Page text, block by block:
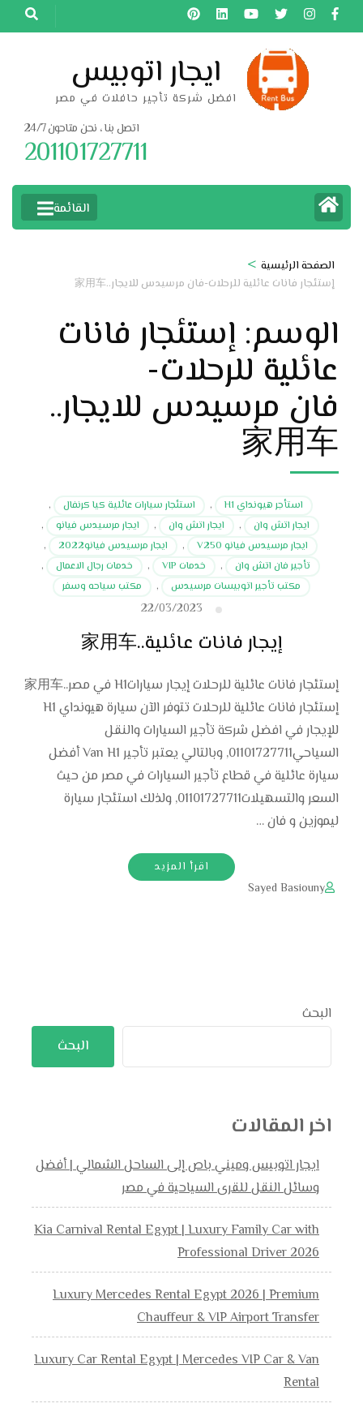
تخطى
إلى
ايجار اتوبيس
افضل شركة تأجير حافلات في مصر
اتصل بنا ، نحن متاحون 24/7
201101727711
القائمة
الصفحة الرئيسية >
إستئجار فانات عائلية للرحلات-فان مرسيدس للايجار..家用车
الوسم: إستئجار فانات
عائلية للرحلات-
فان مرسيدس للايجار..
家用车
استأجر هيونداي H1 , استئجار سيارات عائلية كيا كرنفال
,
ايجار اتش وان
, ايجار اتش وان , ايجار مرسيدس فيانو
,
ايجار مرسيدس فيانو V250
, ايجار مرسيدس فيانو2022
,
تأجير فان اتش وان
, خدمات VIP , خدمات رجال الاعمال
,
مكتب تأجير اتوبيسات مرسيدس
, مكتب سياحه وسفر
22/03/2023
إيجار فانات عائلية..家用车
إستئجار فانات عائلية للرحلات إيجار سياراتH1 في مصر..家用车
إستئجار فانات عائلية للرحلات تتوفر الآن سيارة هيونداي H1
للإيجار في افضل شركة تأجير السيارات والنقل
السياحي01101727711, وبالتالي يعتبر تأجير Van H1 أفضل
سيارة عائلية في قطاع تأجير السيارات في مصر من حيث
السعر والتسهيلات01101727711, ولذلك استئجار سيارة
ليموزين و فان …
اقرأ المزيد
Sayed Basiouny
البحث
البحث
اخر المقالات
ايجار اتوبيس وميني باص إلى الساحل الشمالي | أفضل
وسائل النقل للقرى السياحية في مصر
Kia Carnival Rental Egypt | Luxury Family Car with
Professional Driver 2026
Luxury Mercedes Rental Egypt 2026 | Premium
Chauffeur & VIP Airport Transfer
Luxury Car Rental Egypt | Mercedes VIP Car & Van
Rental